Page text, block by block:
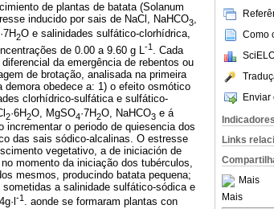
Como
Enviar
Indicadores
Links
Mais
Mais
de plantas de batata (Solanum
inducido por sais de NaCl, NaHCO3,
·7H2O e salinidades sulfático-clorhídrica,
de 0.00 a 9.60 g L
-1
. Cada
da emergência de rebentos ou
de brotação, analisada na primeira
obedece a: 1) o efeito osmótico
clorhídrico-sulfática e sulfático-
2·6H2O, MgSO4·7H2O, NaHCO3 e á
o periodo de quiesencia dos
das sais sódico-alcalinas. O estresse
vegetativo, a de iniciación de
momento da iniciação dos tubérculos,
mesmos, producindo batata pequena;
a salinidade sulfático-sódica e
-1 . aonde se formaram plantas con